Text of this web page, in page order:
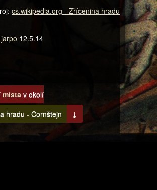
cs.wikipedia.org - Zřícenina hradu
jarpo 12.5.14
místa v okolí
hradu - Cornštejn
↓